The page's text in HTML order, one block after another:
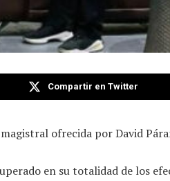
Compartir en Twitter
ofrecida por David
en su totalidad de los